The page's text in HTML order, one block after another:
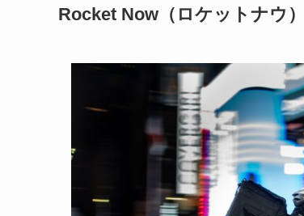
Rocket Now（ロケットナウ